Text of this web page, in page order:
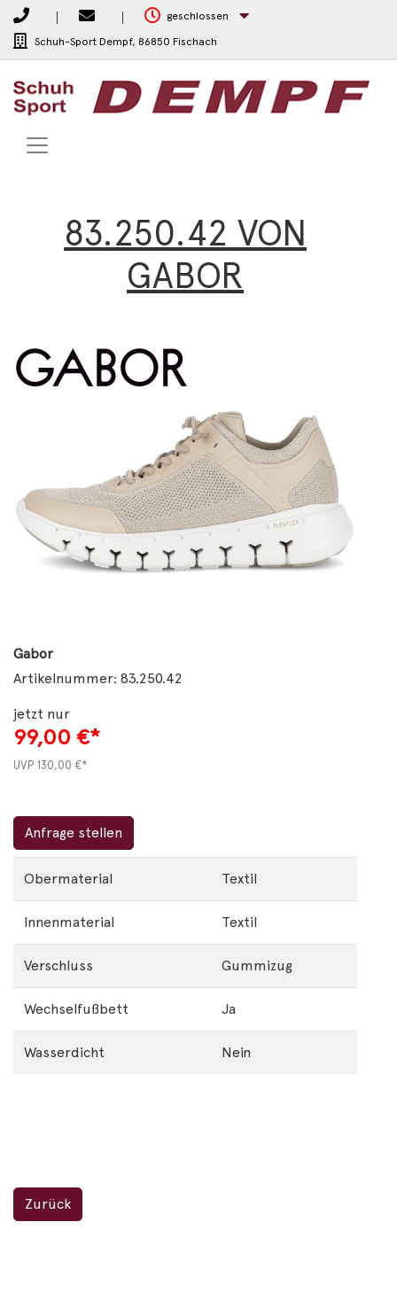
geschlossen
Schuh-Sport Dempf, 86850 Fischach
83.250.42 VON
GABOR
Gabor
Artikelnummer: 83.250.42
jetzt nur
99,00 €*
UVP 130,00 €*
Anfrage stellen
Obermaterial Textil
Innenmaterial Textil
Verschluss Gummizug
Wechselfußbett Ja
Wasserdicht Nein
Zurück